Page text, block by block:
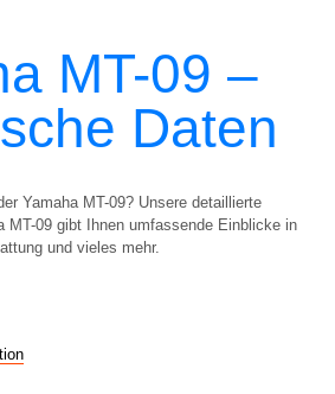
MT-09 –
Daten
Yamaha MT-09? Unsere detaillierte
MT-09 gibt Ihnen umfassende Einblicke in
und vieles mehr.